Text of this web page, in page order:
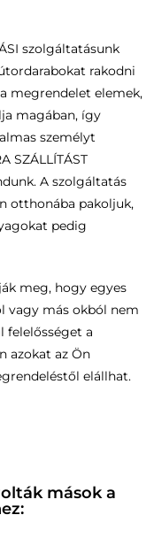
szolgáltatásunk
rakodni
megrendelet elemek,
magában, így
személyt
SZÁLLÍTÁST
A szolgáltatás
otthonába pakoljuk,
pedig
meg, hogy egyes
vagy más okból nem
felelősséget a
azokat az Ön
elállhat.
mások a